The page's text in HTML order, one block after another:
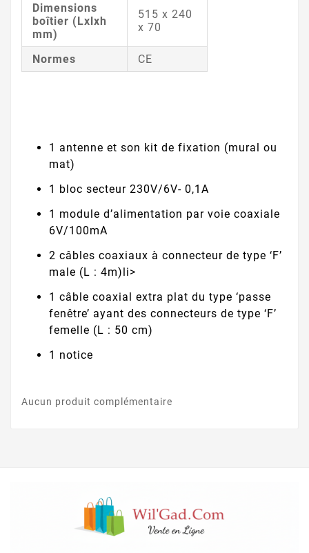
Dimensions
boîtier (Lxlxh
mm)
515 x 240
x 70
Normes CE
1 antenne et son kit de fixation (mural ou
mat)
1 bloc secteur 230V/6V- 0,1A
1 module d’alimentation par voie coaxiale
6V/100mA
2 câbles coaxiaux à connecteur de type ‘F’
male (L : 4m)li>
1 câble coaxial extra plat du type ‘passe
fenêtre’ ayant des connecteurs de type ‘F’
femelle (L : 50 cm)
1 notice
Aucun produit complémentaire